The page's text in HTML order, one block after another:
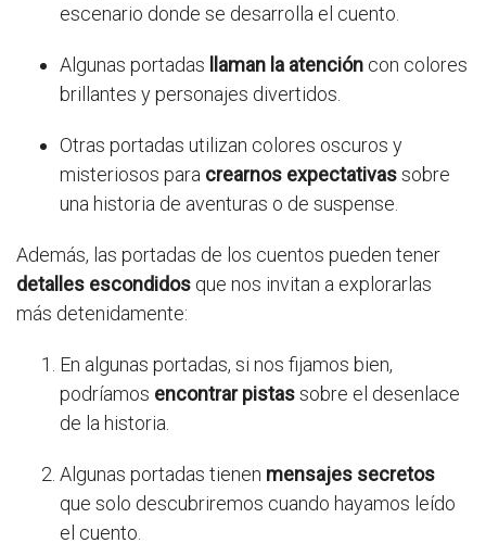
escenario donde se desarrolla el cuento.
Algunas portadas llaman la atención con colores
brillantes y personajes divertidos.
Otras portadas utilizan colores oscuros y
misteriosos para crearnos expectativassobre
una historia de aventuras o de suspense.
Además, las portadas de los cuentos pueden tener
detalles escondidos que nos invitan a explorarlas
más detenidamente:
En algunas portadas, si nos fijamos bien,
podríamos encontrar pistassobre el desenlace
de la historia.
Algunas portadas tienen mensajes secretos
que solo descubriremos cuando hayamos leído
el cuento.